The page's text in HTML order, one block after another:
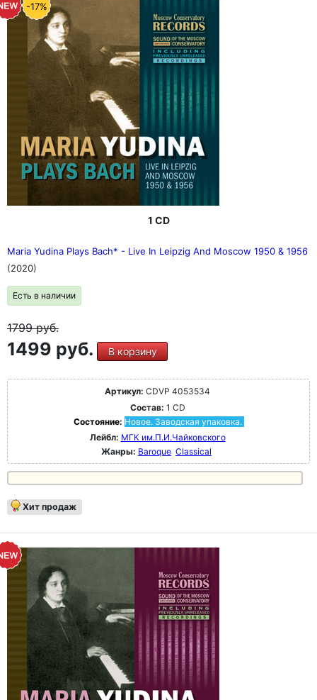
-17%
1 CD
Maria Yudina Plays Bach* - Live In Leipzig And Moscow 1950 & 1956
(2020)
Есть в наличии
1799руб.
1499 руб. В корзину
Артикул: CDVP 4053534
Состав: 1 CD
Состояние: Новое. Заводская упаковка.
Лейбл: МГК им.П.И.Чайковского
Жанры: Baroque Classical
Хит продаж